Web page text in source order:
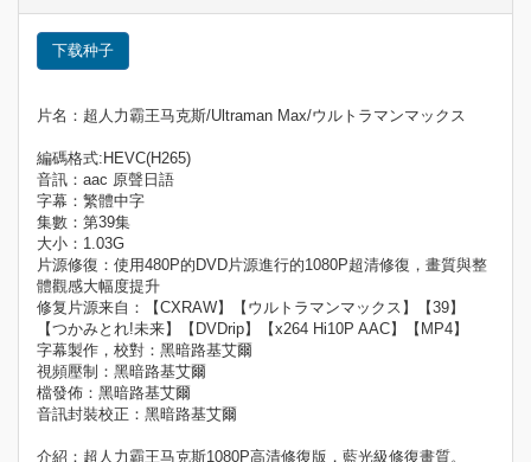
下载种子
片名：超人力霸王马克斯/Ultraman Max/ウルトラマンマックス
編碼格式:HEVC(H265)
音訊：aac 原聲日語
字幕：繁體中字
集數：第39集
大小：1.03G
片源修復：使用480P的DVD片源進行的1080P超清修復，畫質與整
體觀感大幅度提升
修复片源来自：【CXRAW】【ウルトラマンマックス】【39】
【つかみとれ!未来】【DVDrip】【x264 Hi10P AAC】【MP4】
字幕製作，校對：黑暗路基艾爾
視頻壓制：黑暗路基艾爾
檔發佈：黑暗路基艾爾
音訊封裝校正：黑暗路基艾爾
介紹：超人力霸王马克斯1080P高清修復版，藍光級修復畫質。